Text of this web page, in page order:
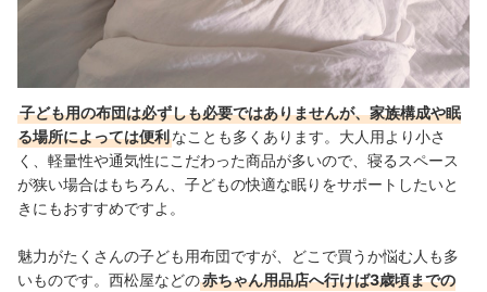
子ども用の布団は必ずしも必要ではありませんが、家族構成や眠
る場所によっては便利なことも多くあります。大人用より小さ
く、軽量性や通気性にこだわった商品が多いので、寝るスペース
が狭い場合はもちろん、子どもの快適な眠りをサポートしたいと
きにもおすすめですよ。
魅力がたくさんの子ども用布団ですが、どこで買うか悩む人も多
いものです。西松屋などの赤ちゃん用品店へ行けば3歳頃までの